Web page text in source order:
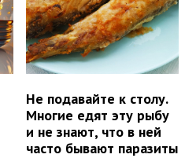
Не подавайте к столу.
Многие едят эту рыбу
и не знают, что в ней
часто бывают паразиты